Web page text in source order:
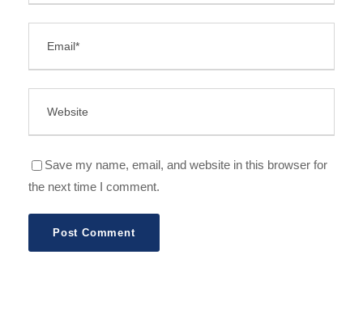
Save my name, email, and website in this browser for
the next time I comment.